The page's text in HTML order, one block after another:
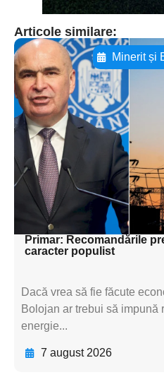
Articole similare:
Minerit și
Adaugă aici
textul pentru
textul pentru
textul
Primar: Recomandările
caracter populist
Dacă vrea să fie făcute
Bolojan ar trebui să impună
energie...
7 august 2026